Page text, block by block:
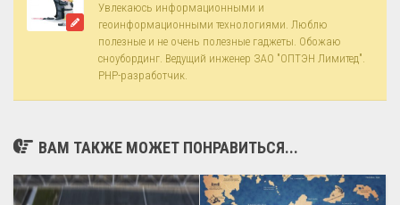
Увлекаюсь информационными и
геоинформационными технологиями. Люблю
полезные и не очень полезные гаджеты. Обожаю
сноубординг. Ведущий инженер ЗАО "ОПТЭН Лимитед".
PHP-разработчик.
ВАМ ТАКЖЕ МОЖЕТ ПОНРАВИТЬСЯ...